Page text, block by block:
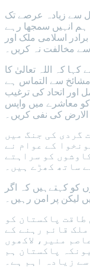
نے کہا کہ پاکستان نے 40 سال سے زیادہ عرصے تک
ہم انہیں سمجھا رہے
اسلامی ملک اور
مخالفت نہ کریں۔
کہ اللہ تعالیٰ کا
سے التماس ہے
اور اتحاد کی ترغیب
کو معاشرے میں واپس
الارض کی نفی کریں۔
گردی کی جنگ میں
کے عوام نے
کو سراہتے
ساتھ کھڑے ہیں۔
کو کہتےہیں کہ اگر
لیکن پر امن رہیں۔
طاقت پاکستان کو
قائم رہنے کے
منیر، لاکھوں
پاکستان ہم
سے زیادہ اہم ہے۔